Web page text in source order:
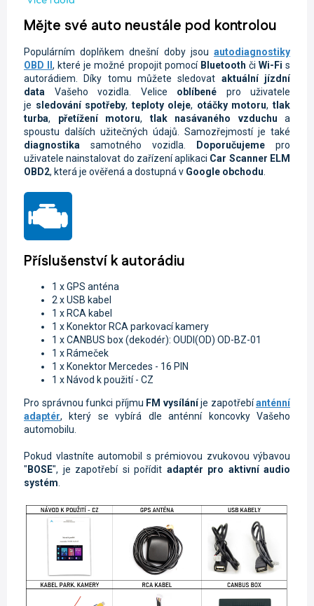
Mějte své auto neustále pod kontrolou
Populárním doplňkem dnešní doby jsou autodiagnostiky
OBD II, které je možné propojit pomocí Bluetooth či Wi-Fi s
autorádiem. Díky tomu můžete sledovat aktuální jízdní
data Vašeho vozidla. Velice oblíbené pro uživatele
je sledování spotřeby, teploty oleje, otáčky motoru,tlak
turba, přetížení motoru, tlak nasávaného vzduchu a
spoustu dalších užitečných údajů. Samozřejmostí je také
diagnostika samotného vozidla. Doporučujeme pro
uživatele nainstalovat do zařízení aplikaci Car Scanner ELM
OBD2, která je ověřená a dostupná v Google obchodu
Příslušenství k autorádiu
1 x GPS anténa
2 x USB kabel
1 x RCA kabel
1 x Konektor RCA parkovací kamery
1 x CANBUS box (dekodér): OUDI(OD) OD-BZ-01
1 x Rámeček
1 x Konektor Mercedes - 16 PIN
1 x Návod k použití - CZ
Pro správnou funkci příjmu FM vysíláníje zapotřebíanténní
adaptér, který se vybírá dle anténní koncovky Vašeho
automobilu.
Pokud vlastníte automobil s prémiovou zvukovou výbavou
" BOSE", je zapotřebí si pořídit adaptér pro aktivní audio
systém.